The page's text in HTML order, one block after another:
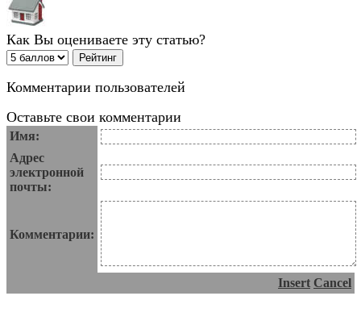
Как Вы оцениваете эту статью?
Комментарии пользователей
Оставьте свои комментарии
Имя:
Адрес
электронной
почты:
Комментарии:
Insert Cancel